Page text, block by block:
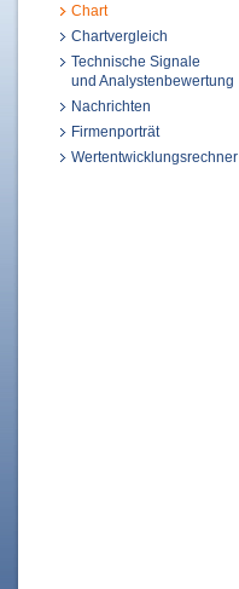
Chart
Chartvergleich
Technische Signale
und Analystenbewertung
Nachrichten
Firmenporträt
Wertentwicklungsrechner